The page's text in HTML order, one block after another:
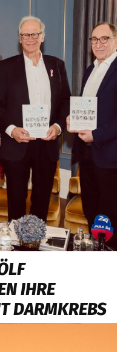
IHRE
DARMKREBS